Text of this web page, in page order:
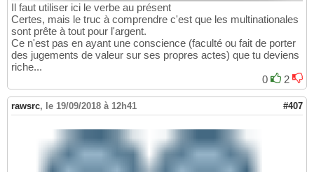
Il faut utiliser ici le verbe au présent
Certes, mais le truc à comprendre c'est que les multinationales
sont prête à tout pour l'argent.
Ce n'est pas en ayant une conscience (faculté ou fait de porter
des jugements de valeur sur ses propres actes) que tu deviens
riche...
0
2
rawsrc, le 19/09/2018 à 12h41 #407